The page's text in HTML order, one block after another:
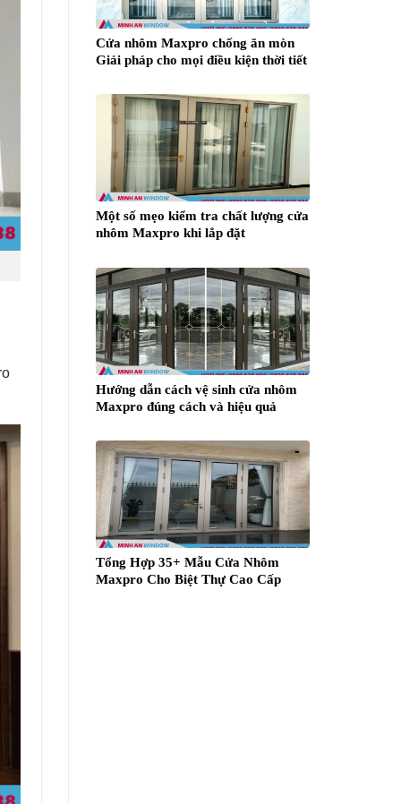
Cửa nhôm Maxpro chống ăn mòn
Giải pháp cho mọi điều kiện thời tiết
Một số mẹo kiểm tra chất lượng cửa
nhôm Maxpro khi lắp đặt
Hướng dẫn cách vệ sinh cửa nhôm
Maxpro đúng cách và hiệu quả
Tổng Hợp 35+ Mẫu Cửa Nhôm
Maxpro Cho Biệt Thự Cao Cấp